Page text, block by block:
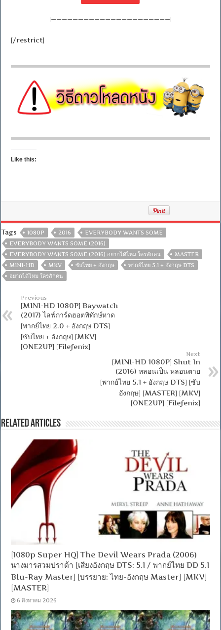
|——————————————————————|
[/restrict]
Like this:
Tags 1080P 2016
EVERYBODY WANTS SOME
EVERYBODY WANTS SOME (2016)
EVERYBODY WANTS SOME (2016) อยากได้ไหม ใครสักคน
MASTER
MINI-HD
MKV ซับไทย + อังกฤษ
พากย์ไทย 5.1 + อังกฤษ DTS
อยากได้ไหม ใครสักคน
Previous
[MINI-HD 1080P] Baywatch
(2017) ไลฟ์การ์ดฮอตพิทักษ์หาด
[พากย์ไทย 2.0 + อังกฤษ DTS]
[ซับไทย + อังกฤษ] [MKV]
[ONE2UP] [Filefenix]
Next
[MINI-HD 1080P] Shut In
(2016) หลอนเป็น หลอนตาย
[พากย์ไทย 5.1 + อังกฤษ DTS] [ซับ
อังกฤษ] [MASTER] [MKV]
[ONE2UP] [Filefenix]
Related Articles
[1080p Super HQ] The Devil Wears Prada (2006)
นางมารสวมปราด้า [เสียงอังกฤษ DTS: 5.1 / พากย์ไทย DD 5.1
Blu-Ray Master] [บรรยาย: ไทย-อังกฤษ Master] [MKV]
[MASTER]
6 สิงหาคม 2026